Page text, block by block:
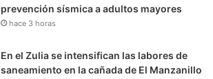
prevención sísmica a adultos mayores
hace 3 horas
En el Zulia se intensifican las labores de
saneamiento en la cañada de El Manzanillo